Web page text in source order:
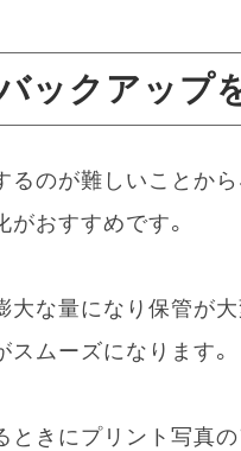
ックアップ
のが難しいことから
おすすめです。
な量になり保管が大
ムーズになります。
ときにプリント写真